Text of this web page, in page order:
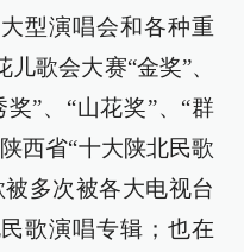
型演唱会和各种重
歌会大赛“金奖”、
”、“山花奖”、“群
西省“十大陕北民歌
多次被各大电视台
歌演唱专辑；也在